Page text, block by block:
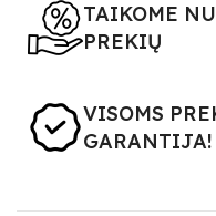
TAIKOME
PREKIŲ
VISOMS
GARANTIJA!